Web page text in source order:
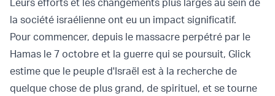
Leurs efforts et les changements plus larges au sein de
la société israélienne ont eu un impact significatif.
Pour commencer, depuis le massacre perpétré par le
Hamas le 7 octobre et la guerre qui se poursuit, Glick
estime que le peuple d'Israël est à la recherche de
quelque chose de plus grand, de spirituel, et se tourne